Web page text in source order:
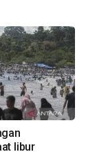
libur